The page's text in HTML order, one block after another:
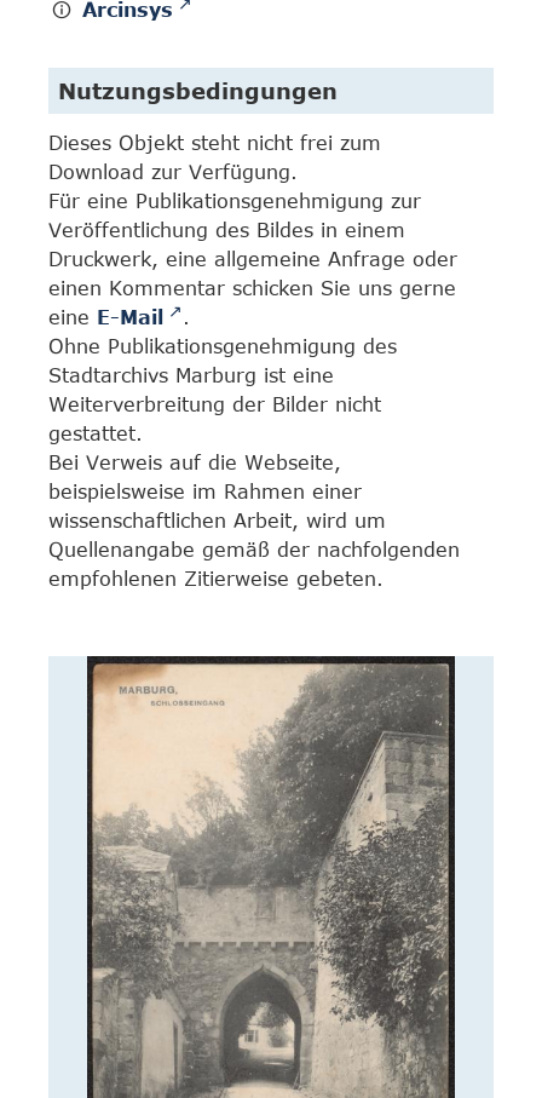
Arcinsys
Nutzungsbedingungen
Dieses Objekt steht nicht frei zum
Download zur Verfügung.
Für eine Publikationsgenehmigung zur
Veröffentlichung des Bildes in einem
Druckwerk, eine allgemeine Anfrage oder
einen Kommentar schicken Sie uns gerne
eine E-Mail
.
Ohne Publikationsgenehmigung des
Stadtarchivs Marburg ist eine
Weiterverbreitung der Bilder nicht
gestattet.
Bei Verweis auf die Webseite,
beispielsweise im Rahmen einer
wissenschaftlichen Arbeit, wird um
Quellenangabe gemäß der nachfolgenden
empfohlenen Zitierweise gebeten.